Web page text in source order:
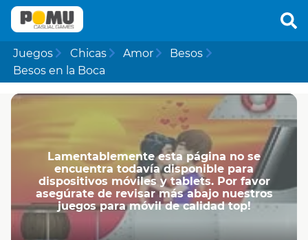
Juegos Chicas Amor
Besos
Besos en la Boca
Lamentablemente esta página no se
encuentra todavía disponible para
dispositivos móviles y tablets. Por favor
asegúrate de revisar más abajo nuestros
juegos para móvil de calidad top!